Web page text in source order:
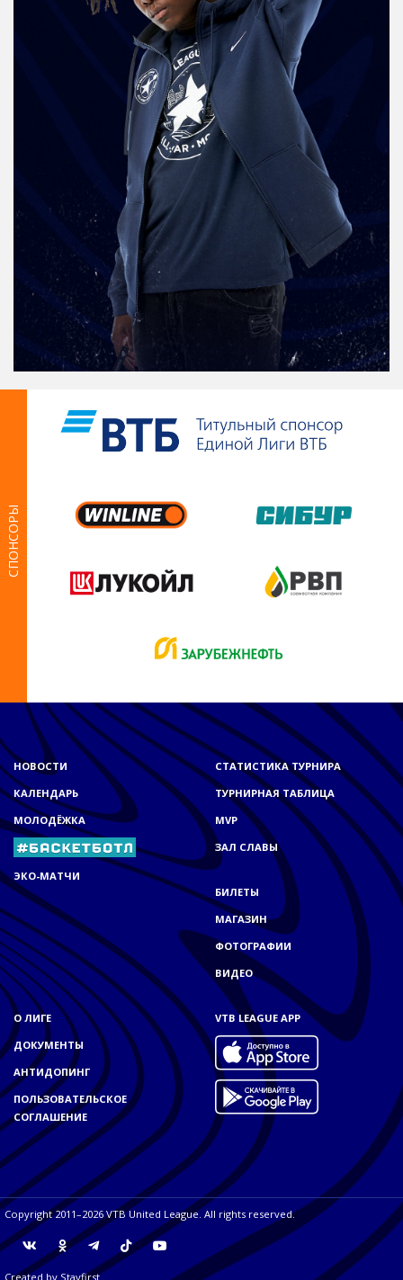
СПОНСОРЫ
НОВОСТИ
КАЛЕНДАРЬ
МОЛОДЁЖКА
ЭКО-МАТЧИ
СТАТИСТИКА ТУРНИРА
ТУРНИРНАЯ ТАБЛИЦА
MVP
ЗАЛ СЛАВЫ
БИЛЕТЫ
МАГАЗИН
ФОТОГРАФИИ
ВИДЕО
О ЛИГЕ
ДОКУМЕНТЫ
АНТИДОПИНГ
ПОЛЬЗОВАТЕЛЬСКОЕ
СОГЛАШЕНИЕ
VTB LEAGUE APP
Copyright 2011–2026 VTB United League. All rights reserved.
Created by Stayfirst